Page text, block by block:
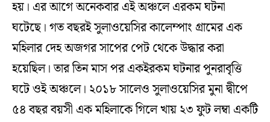
হয়। এর আগে অনেকবার এই অঞ্চলে এরকম ঘটনা
ঘটেছে। গত বছরই সুলাওয়েসির কালেম্পাং গ্রামের এক
মহিলার দেহ অজগর সাপের পেট থেকে উদ্ধার করা
হয়েছিল। তার তিন মাস পর একইরকম ঘটনার পুনরাবৃত্তি
ঘটে ওই অঞ্চলে। ২০১৮ সালেও সুলাওয়েসির মুনা দ্বীপে
৫৪ বছর বয়সী এক মহিলাকে গিলে খায় ২৩ ফুট লম্বা একটি